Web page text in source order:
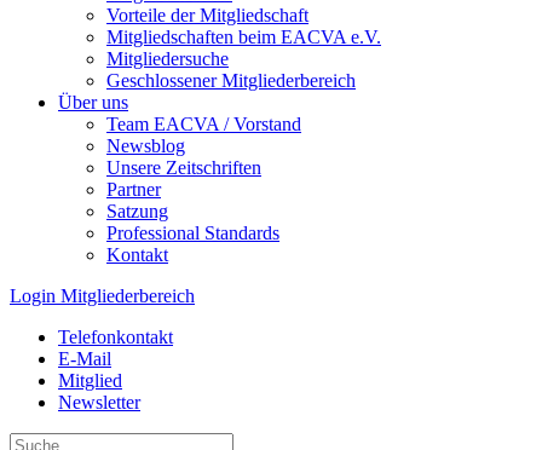
Vorteile der Mitgliedschaft
Mitgliedschaften beim EACVA e.V.
Mitgliedersuche
Geschlossener Mitgliederbereich
Über uns
Team EACVA / Vorstand
Newsblog
Unsere Zeitschriften
Partner
Satzung
Professional Standards
Kontakt
Login Mitgliederbereich
Telefonkontakt
E-Mail
Mitglied
Newsletter